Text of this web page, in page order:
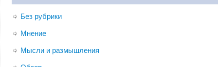
Без рубрики
Мнение
Мысли и размышления